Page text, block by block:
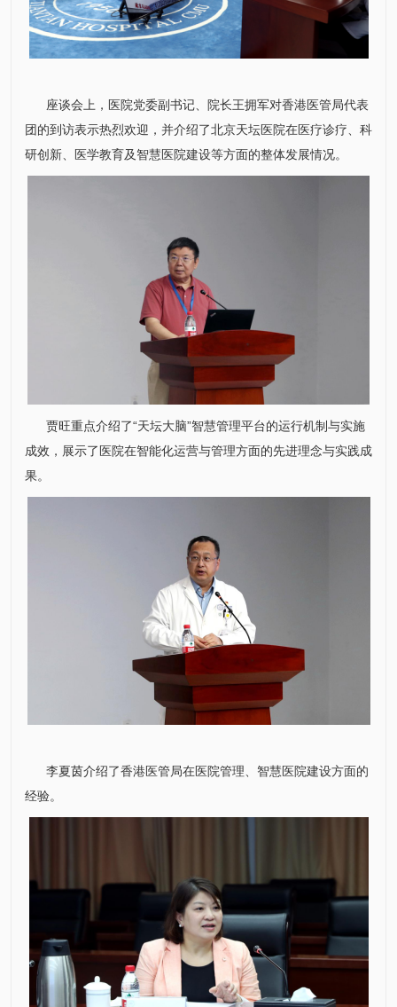
座谈会上，医院党委副书记、院长王拥军对香港医管局代表
团的到访表示热烈欢迎，并介绍了北京天坛医院在医疗诊疗、科
研创新、医学教育及智慧医院建设等方面的整体发展情况。
贾旺重点介绍了“天坛大脑”智慧管理平台的运行机制与实施
成效，展示了医院在智能化运营与管理方面的先进理念与实践成
果。
李夏茵介绍了香港医管局在医院管理、智慧医院建设方面的
经验。